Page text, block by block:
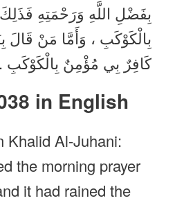
بِفَضْلِ اللَّهِ وَرَحْمَتِهِ
بِالْكَوْكَبِ ، وَأَمَّا مَنْ قَالَ
كَافِرٌ بِي مُؤْمِنٌ بِالْكَوْكَبِ .
in English
Khalid Al-Juhani:
the morning prayer
it had rained the